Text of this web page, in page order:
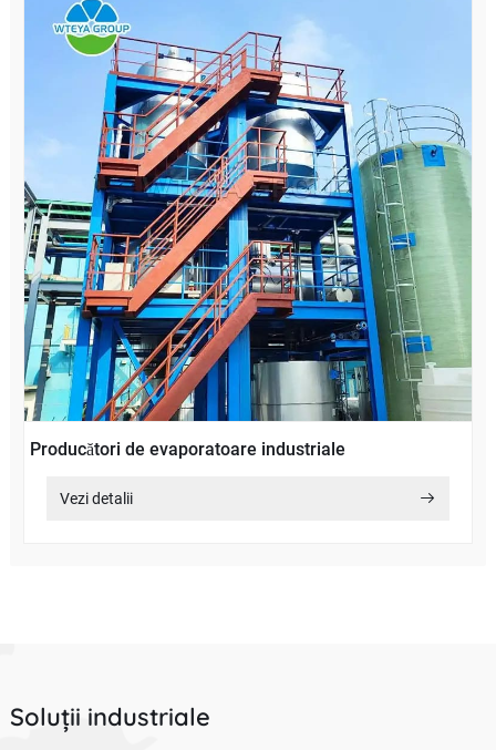
Producători de evaporatoare industriale
Vezi detalii
Soluții industriale